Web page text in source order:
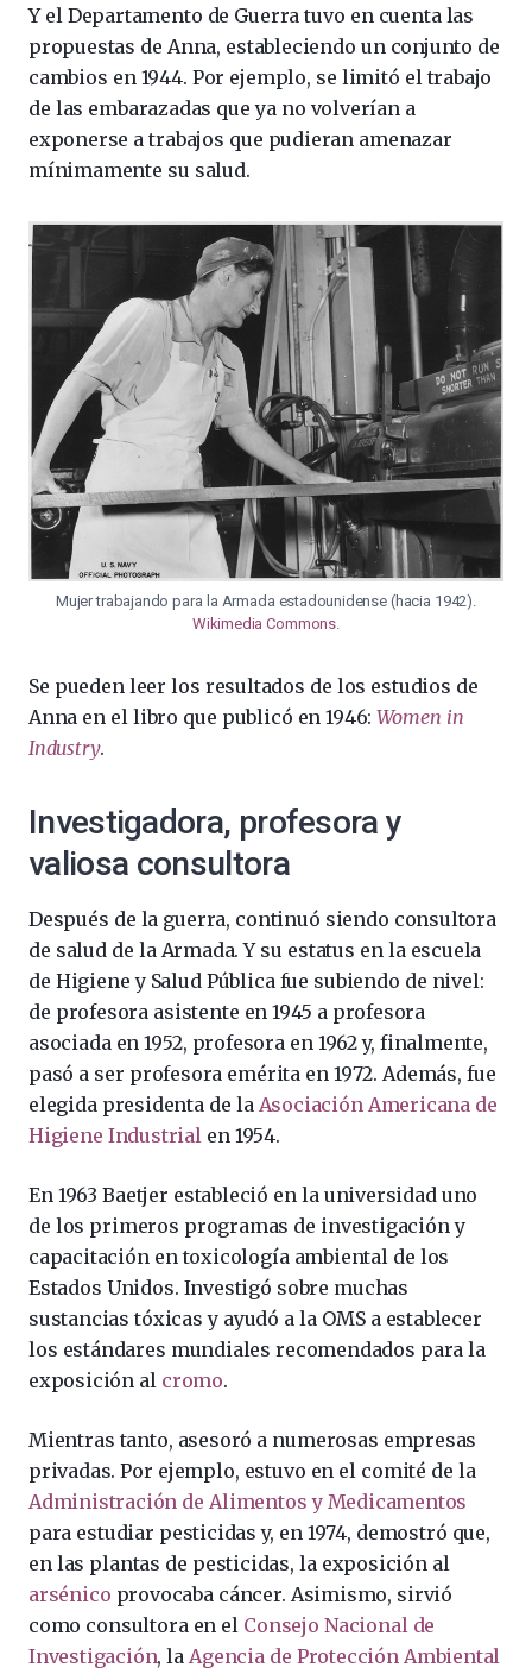
Y el Departamento de Guerra tuvo en cuenta las
propuestas de Anna, estableciendo un conjunto de
cambios en 1944. Por ejemplo, se limitó el trabajo
de las embarazadas que ya no volverían a
exponerse a trabajos que pudieran amenazar
mínimamente su salud.
Mujer trabajando para la Armada estadounidense (hacia 1942).
Wikimedia Commons.
Se pueden leer los resultados de los estudios de
Anna en el libro que publicó en 1946: Women in
Industry.
Investigadora, profesora y
valiosa consultora
Después de la guerra, continuó siendo consultora
de salud de la Armada. Y su estatus en la escuela
de Higiene y Salud Pública fue subiendo de nivel:
de profesora asistente en 1945 a profesora
asociada en 1952, profesora en 1962 y, finalmente,
pasó a ser profesora emérita en 1972. Además, fue
elegida presidenta de la Asociación Americana de
Higiene Industrialen 1954.
En 1963 Baetjer estableció en la universidad uno
de los primeros programas de investigación y
capacitación en toxicología ambiental de los
Estados Unidos. Investigó sobre muchas
sustancias tóxicas y ayudó a la OMS a establecer
los estándares mundiales recomendados para la
exposición al cromo.
Mientras tanto, asesoró a numerosas empresas
privadas. Por ejemplo, estuvo en el comité de la
Administración de Alimentos y Medicamentos
para estudiar pesticidas y, en 1974, demostró que,
en las plantas de pesticidas, la exposición al
arsénico provocaba cáncer. Asimismo, sirvió
como consultora en el Consejo Nacional de
Investigación, laAgencia de Protección Ambiental